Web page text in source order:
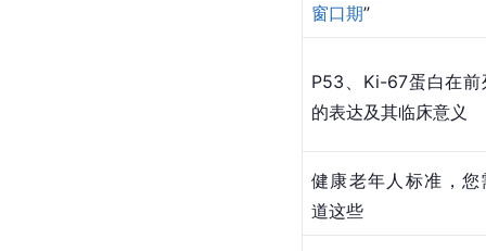
窗口期”
P53、Ki-67蛋白在前
的表达及其临床意义
健康老年人标准，您
道这些